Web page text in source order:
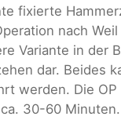
fixierte
nach
Variante in der
dar. Beides
werden. Die
30-60